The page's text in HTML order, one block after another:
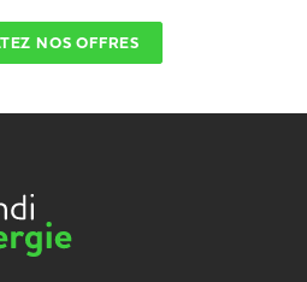
NOS OFFRES